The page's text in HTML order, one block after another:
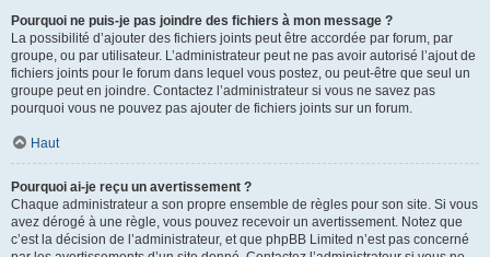
Pourquoi ne puis-je pas joindre des fichiers à mon message ?
La possibilité d’ajouter des fichiers joints peut être accordée par forum, par
groupe, ou par utilisateur. L’administrateur peut ne pas avoir autorisé l’ajout de
fichiers joints pour le forum dans lequel vous postez, ou peut-être que seul un
groupe peut en joindre. Contactez l’administrateur si vous ne savez pas
pourquoi vous ne pouvez pas ajouter de fichiers joints sur un forum.
Haut
Pourquoi ai-je reçu un avertissement ?
Chaque administrateur a son propre ensemble de règles pour son site. Si vous
avez dérogé à une règle, vous pouvez recevoir un avertissement. Notez que
c’est la décision de l’administrateur, et que phpBB Limited n’est pas concerné